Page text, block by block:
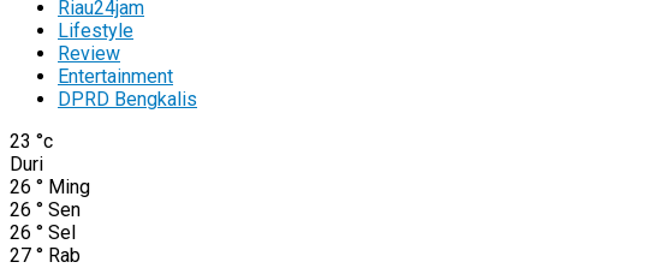
Riau24jam
Lifestyle
Review
Entertainment
DPRD Bengkalis
23 °c
Duri
26 ° Ming
26 ° Sen
26 ° Sel
27 ° Rab